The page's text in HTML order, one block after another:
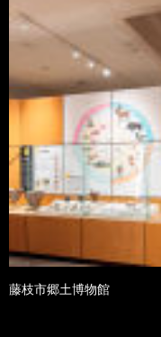
藤枝市郷土博物館